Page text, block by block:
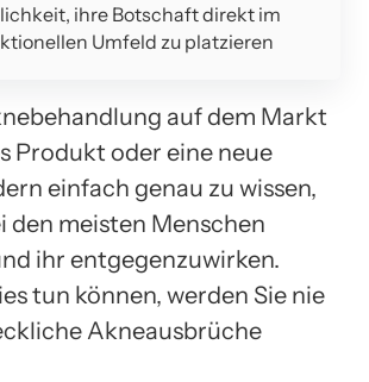
ihre Botschaft direkt im
Umfeld zu platzieren
auf dem Markt
Produkt oder eine neue
einfach genau zu wissen,
den meisten Menschen
ihr entgegenzuwirken.
tun können, werden Sie nie
Akneausbrüche